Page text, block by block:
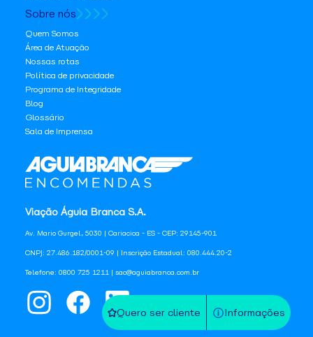
Quero ser cliente Informações
Viação Águia Branca S.A.
Av. Mario Gurgel, 5030 | Cariacica - ES - CEP: 29145-901
CNPJ: 27.486.182/0001-09 | Inscrição Estadual: 080.444.20-2
Telefone: 0800 725 1211 | sac@aguiabranca.com.br
Sobre nós
Quem Somos
Área de Atuação
Nossas rotas
Política de privacidade
Programa de Integridade
Blog
Glossário
Sala de Imprensa